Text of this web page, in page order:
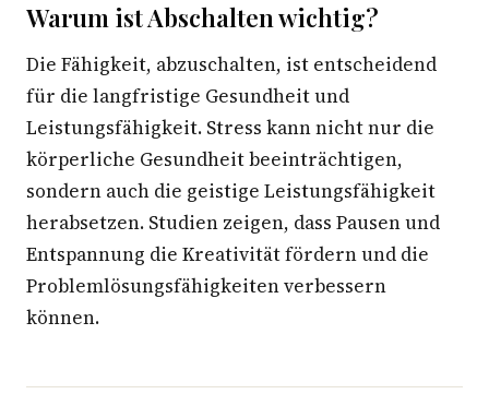
Warum ist Abschalten wichtig?
Die Fähigkeit, abzuschalten, ist entscheidend
für die langfristige Gesundheit und
Leistungsfähigkeit. Stress kann nicht nur die
körperliche Gesundheit beeinträchtigen,
sondern auch die geistige Leistungsfähigkeit
herabsetzen. Studien zeigen, dass Pausen und
Entspannung die Kreativität fördern und die
Problemlösungsfähigkeiten verbessern
können.